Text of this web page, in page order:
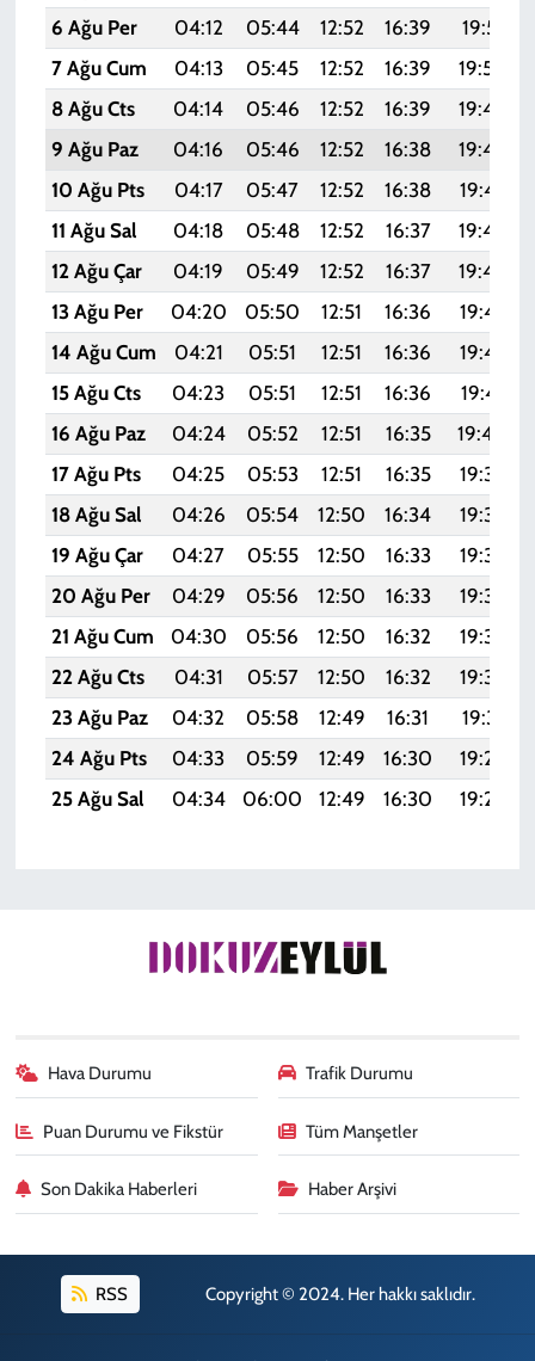
6 Ağu Per
04:12 05:44 12:52 16:39 19:51
7 Ağu Cum
04:13 05:45 12:52 16:39 19:50
8 Ağu Cts
04:14 05:46 12:52 16:39 19:49
9 Ağu Paz
04:16 05:46 12:52 16:38 19:48
10 Ağu Pts
04:17 05:47 12:52 16:38
19:47
11 Ağu Sal
04:18 05:48 12:52 16:37 19:46
12 Ağu Çar
04:19 05:49 12:52 16:37 19:44
13 Ağu Per
04:20 05:50 12:51 16:36 19:43
14 Ağu Cum
04:21 05:51 12:51 16:36 19:42
15 Ağu Cts
04:23 05:51 12:51 16:36 19:41
16 Ağu Paz
04:24 05:52 12:51 16:35 19:40
17 Ağu Pts
04:25 05:53 12:51 16:35 19:38
18 Ağu Sal
04:26 05:54 12:50 16:34 19:37
19 Ağu Çar
04:27 05:55 12:50 16:33 19:36
20 Ağu Per
04:29 05:56 12:50 16:33 19:35
21 Ağu Cum
04:30 05:56 12:50 16:32 19:33
22 Ağu Cts
04:31 05:57 12:50 16:32 19:32
23 Ağu Paz
04:32 05:58 12:49 16:31 19:31
24 Ağu Pts
04:33 05:59 12:49 16:30 19:29
25 Ağu Sal
04:34 06:00 12:49 16:30 19:28
Hava Durumu Trafik Durumu
Puan Durumu ve Fikstür Tüm Manşetler
Son Dakika Haberleri Haber Arşivi
RSS Copyright © 2024. Her hakkı saklıdır.